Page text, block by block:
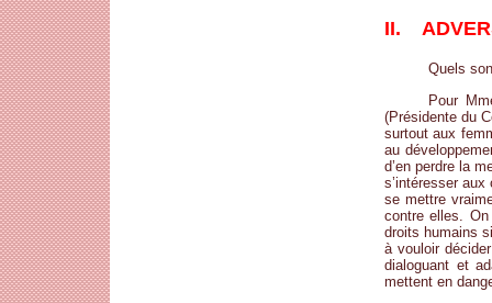
II.
Quels
Pour
(Présidente du
surtout aux
au
d’en perdre la
s’intéresser
se mettre
contre elles.
droits humains
à vouloir
dialoguant et
mettent en